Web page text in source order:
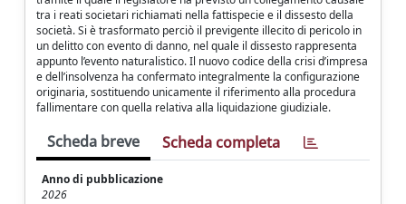
tra i reati societari richiamati nella fattispecie e il dissesto della
società. Si è trasformato perciò il previgente illecito di pericolo in
un delitto con evento di danno, nel quale il dissesto rappresenta
appunto l’evento naturalistico. Il nuovo codice della crisi d’impresa
e dell’insolvenza ha confermato integralmente la configurazione
originaria, sostituendo unicamente il riferimento alla procedura
fallimentare con quella relativa alla liquidazione giudiziale.
Scheda breve Scheda completa
Anno di pubblicazione
2026